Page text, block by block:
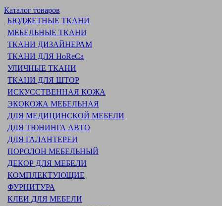
Каталог товаров
БЮДЖЕТНЫЕ ТКАНИ
МЕБЕЛЬНЫЕ ТКАНИ
ТКАНИ ДИЗАЙНЕРАМ
ТКАНИ ДЛЯ HoReCa
УЛИЧНЫЕ ТКАНИ
ТКАНИ ДЛЯ ШТОР
ИСКУССТВЕННАЯ КОЖА
ЭКОКОЖА МЕБЕЛЬНАЯ
ДЛЯ МЕДИЦИНСКОЙ МЕБЕЛИ
ДЛЯ ТЮНИНГА АВТО
ДЛЯ ГАЛАНТЕРЕИ
ПОРОЛОН МЕБЕЛЬНЫЙ
ДЕКОР ДЛЯ МЕБЕЛИ
КОМПЛЕКТУЮЩИЕ
ФУРНИТУРА
КЛЕИ ДЛЯ МЕБЕЛИ